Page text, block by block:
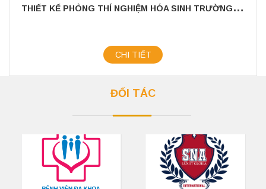
T
HIẾT KẾ PHÒNG THÍ NGHIỆM HÓA SINH TRƯỜNG HỌC
CHI TIẾT
ĐỐI TÁC